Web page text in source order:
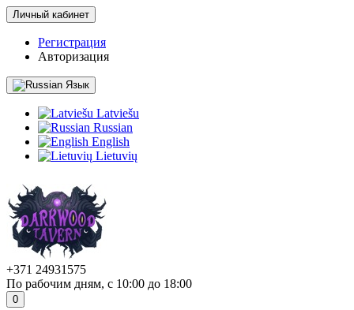
Личный кабинет
Регистрация
Авторизация
Язык
Latviešu
Russian
English
Lietuvių
+371 24931575
По рабочим дням, с 10:00 до 18:00
0